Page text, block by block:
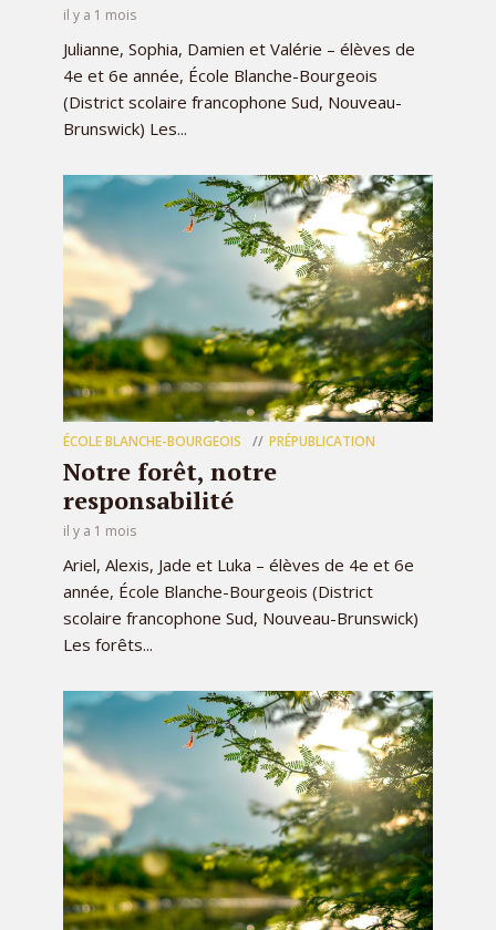
il y a 1 mois
Julianne, Sophia, Damien et Valérie – élèves de
4e et 6e année, École Blanche-Bourgeois
(District scolaire francophone Sud, Nouveau-
Brunswick) Les...
ÉCOLE BLANCHE-BOURGEOIS PRÉPUBLICATION
Notre forêt, notre
responsabilité
il y a 1 mois
Ariel, Alexis, Jade et Luka – élèves de 4e et 6e
année, École Blanche-Bourgeois (District
scolaire francophone Sud, Nouveau-Brunswick)
Les forêts...